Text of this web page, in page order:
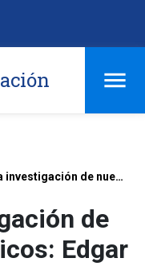
Conoce la investigación de nuestros académicos: Edgar Kausel
de
Edgar